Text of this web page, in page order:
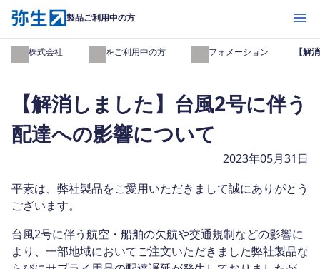
製品ご利用中の方 開く
弥生株式会社 製品をご利用中の方 インフォメーション 【解
【解消しました】台風2号に伴う
配達への影響について
2023年05月31日
平素は、弊社製品をご愛用いただきまして誠にありがとう
ございます。
台風2号に伴う航空・船舶の欠航や交通規制などの影響に
より、一部地域においてご注文いただきました弊社製品な